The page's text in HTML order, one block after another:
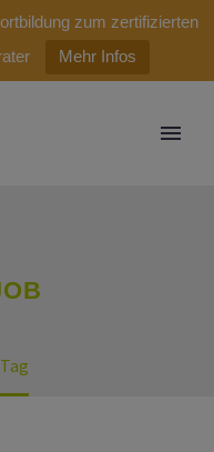
zum zertifizierten
Mehr Infos
Tag
check